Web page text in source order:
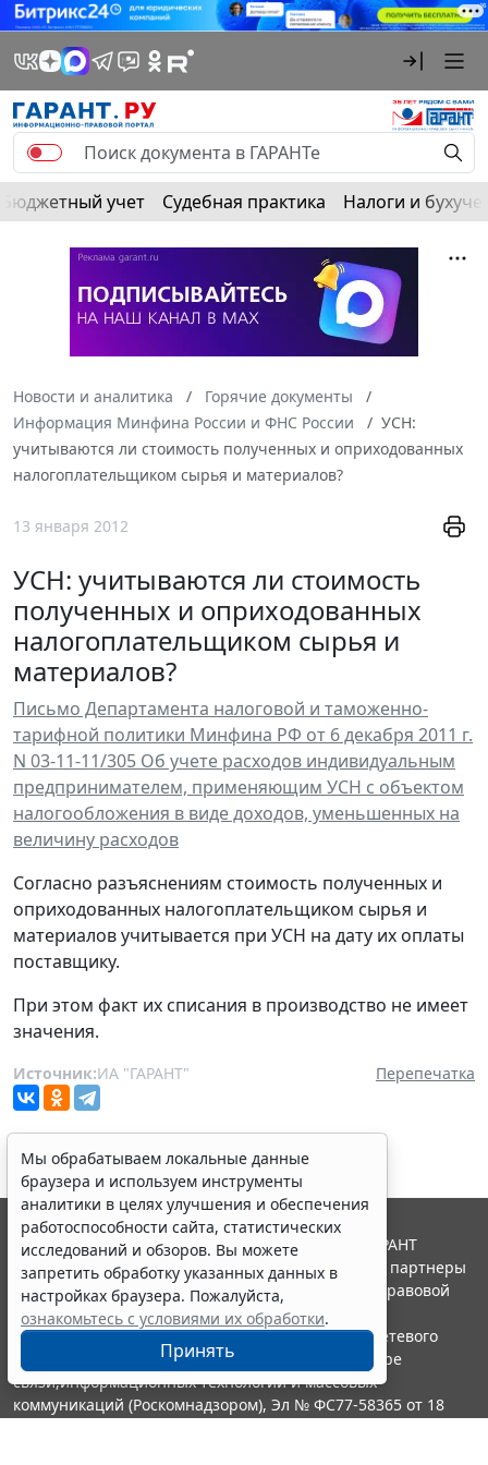
Бюджетный учет Судебная практика Налоги и
Новости и аналитика
Горячие документы
Информация Минфина России и ФНС России
УСН:
учитываются ли стоимость полученных и оприходованных
налогоплательщиком сырья и материалов?
13 января 2012
УСН: учитываются ли стоимость
полученных и оприходованных
налогоплательщиком сырья и
материалов?
Письмо Департамента налоговой и таможенно-
тарифной политики Минфина РФ от 6 декабря 2011 г.
N 03-11-11/305 Об учете расходов индивидуальным
предпринимателем, применяющим УСН с объектом
налогообложения в виде доходов, уменьшенных на
величину расходов
Согласно разъяснениям стоимость полученных и
оприходованных налогоплательщиком сырья и
материалов учитывается при УСН на дату их оплаты
поставщику.
При этом факт их списания в производство не имеет
значения.
Источник:ИА "ГАРАНТ" Перепечатка
Мы обрабатываем локальные данные
браузера и используем инструменты
аналитики в целях улучшения и обеспечения
работоспособности сайта, статистических
исследований и обзоров. Вы можете
запретить обработку указанных данных в
настройках браузера. Пожалуйста,
ознакомьтесь с условиями их обработки.
Принять
© ООО "НПП "ГАРАНТ-СЕРВИС", 2026. Система ГАРАНТ
выпускается с 1990 года. Компания "Гарант" и ее партнеры
являются участниками Российской ассоциации правовой
информации ГАРАНТ.
Портал ГАРАНТ.РУ зарегистрирован в качестве сетевого
издания Федеральной службой по надзору в сфере
связи,информационных технологий и массовых
коммуникаций (Роскомнадзором), Эл № ФС77-58365 от 18